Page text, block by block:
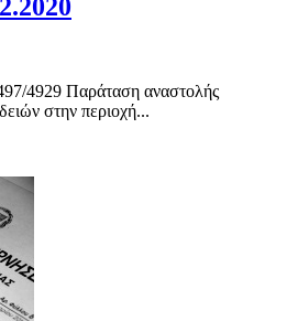
4929 Παράταση αναστολής
στην περιοχή...